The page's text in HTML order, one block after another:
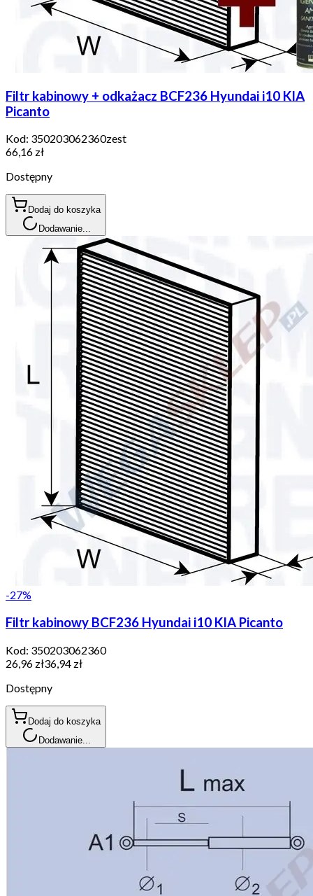
Filtr kabinowy + odkażacz BCF236 Hyundai i10 KIA
Picanto
Kod: 350203062360zest
66,16 zł
Dostępny
Dodaj do koszyka
Dodawanie...
-27%
Filtr kabinowy BCF236 Hyundai i10 KIA Picanto
Kod: 350203062360
26,96 zł36,94 zł
Dostępny
Dodaj do koszyka
Dodawanie...